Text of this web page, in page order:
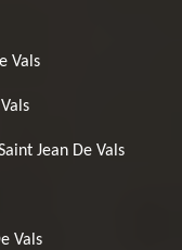
Vals
Jean De Vals
Vals